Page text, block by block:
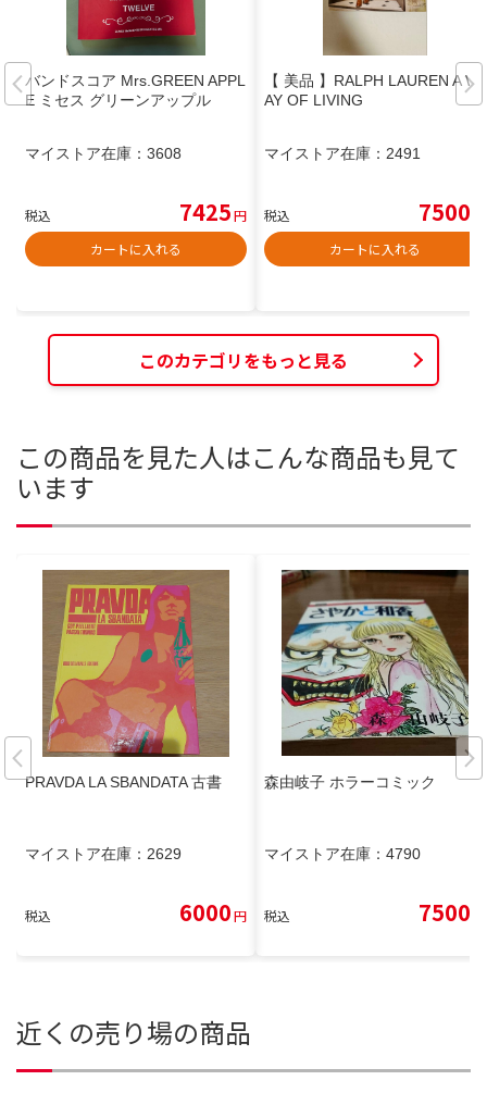
バンドスコア Mrs.GREEN APPL
E ミセス グリーンアップル
マイストア在庫： 3608
税込 7425円
カートに入れる
【 美品 】RALPH LAUREN A W
AY OF LIVING
マイストア在庫： 2491
税込 7500
カートに入れる
このカテゴリをもっと見る
この商品を見た人はこんな商品も見て
います
PRAVDA LA SBANDATA 古書
マイストア在庫： 2629
税込 6000円
森由岐子 ホラーコミック
マイストア在庫： 4790
税込 7500
近くの売り場の商品